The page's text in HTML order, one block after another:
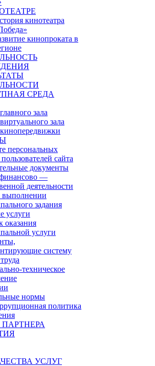
кинотеатра
кинопроката в
СРЕДА
зала
зала
персональных
сайта
документы
—
деятельности
выполнении
задания
услуги
оказания
услуги
систему
техническое
нормы
политика
УСЛУГ